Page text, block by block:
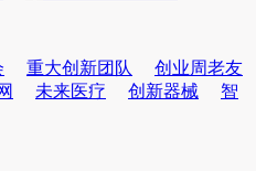
重大创新团队
创业周老友
未来医疗 创新器械
智